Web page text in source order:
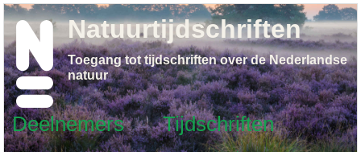
Deelnemers
Tijdschriften
Natuurtijdschriften
Toegang tot tijdschriften over de Nederlandse
natuur